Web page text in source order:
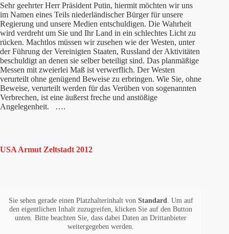
Sehr geehrter Herr Präsident Putin, hiermit möchten wir uns
im Namen eines Teils niederländischer Bürger für unsere
Regierung und unsere Medien entschuldigen. Die Wahrheit
wird verdreht um Sie und Ihr Land in ein schlechtes Licht zu
rücken. Machtlos müssen wir zusehen wie der Westen, unter
der Führung der Vereinigten Staaten, Russland der Aktivitäten
beschuldigt an denen sie selber beteiligt sind. Das planmäßige
Messen mit zweierlei Maß ist verwerflich. Der Westen
verurteilt ohne genügend Beweise zu erbringen. Wie Sie, ohne
Beweise, verurteilt werden für das Verüben von sogenannten
Verbrechen, ist eine äußerst freche und anstößige
Angelegenheit. ….
USA Armut Zeltstadt 2012
Sie sehen gerade einen Platzhalterinhalt von Standard
. Um auf
den eigentlichen Inhalt zuzugreifen, klicken Sie auf den Button
unten. Bitte beachten Sie, dass dabei Daten an Drittanbieter
weitergegeben werden.